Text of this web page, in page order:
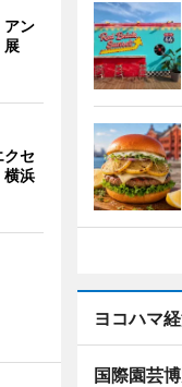
アン
展
クセ
浜
ヨコハマ
国際園芸